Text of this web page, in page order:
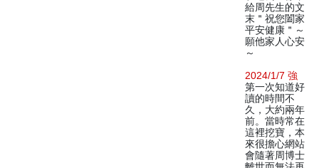
給周先生的文
末＂祝您闔家
平安健康＂～
願他家人心安
～
2024/1/7 強
第一次知道好
讀的時間不
久，大約兩年
前。當時常在
這裡挖寶，本
來很擔心網站
會隨著周博士